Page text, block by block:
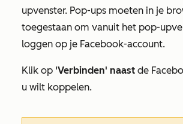
upvenster. Pop-ups moeten in je
toegestaan om vanuit het pop-
loggen op je Facebook-account.
Klik op 'Verbinden' naast de
u wilt koppelen.